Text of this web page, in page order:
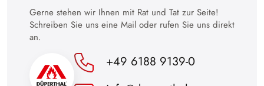
Gerne stehen wir Ihnen mit Rat und Tat zur Seite!
Schreiben Sie uns eine Mail oder rufen Sie uns direkt
an.
+49 6188 9139-0